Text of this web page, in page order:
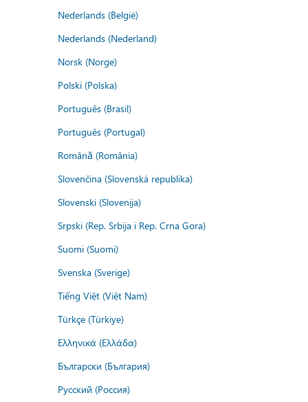
Nederlands (België)
Nederlands (Nederland)
Norsk (Norge)
Polski (Polska)
Português (Brasil)
Português (Portugal)
Română (România)
Slovenčina (Slovenská republika)
Slovenski (Slovenija)
Srpski (Rep. Srbija i Rep. Crna Gora)
Suomi (Suomi)
Svenska (Sverige)
Tiếng Việt (Việt Nam)
Türkçe (Türkiye)
Ελληνικά (Ελλάδα)
Български (България)
Русский (Россия)